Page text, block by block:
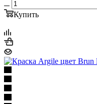
Купить